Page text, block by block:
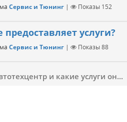
Сервис и Тюнинг | Показы 152
услуги?
Сервис и Тюнинг | Показы88
и какие услуги он...